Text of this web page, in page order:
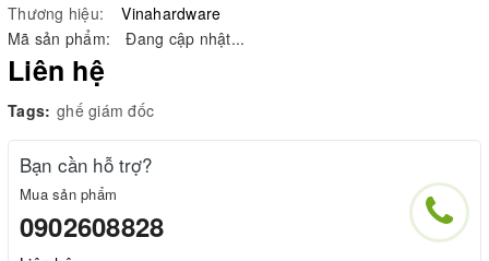
Thương hiệu:
Vinahardware
Mã sản phẩm:
Đang cập nhật...
Liên hệ
Tags: ghế giám đốc
Bạn cần hỗ trợ?
Mua sản phẩm
0902608828